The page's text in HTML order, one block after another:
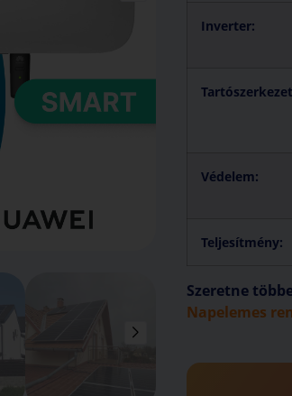
Inverter:
Védelem:
Teljesítmény:
Szeretne
Napelemes